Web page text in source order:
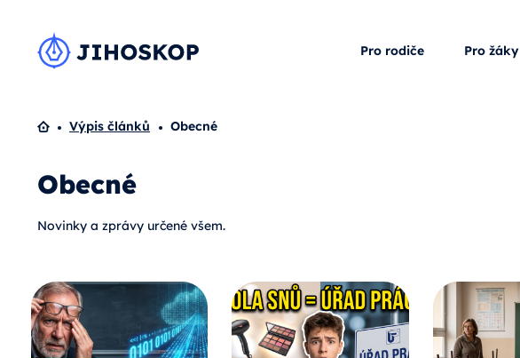
Pro rodiče Pro žáky
Domů
Výpis článků Obecné
Obecné
Novinky a zprávy určené všem.